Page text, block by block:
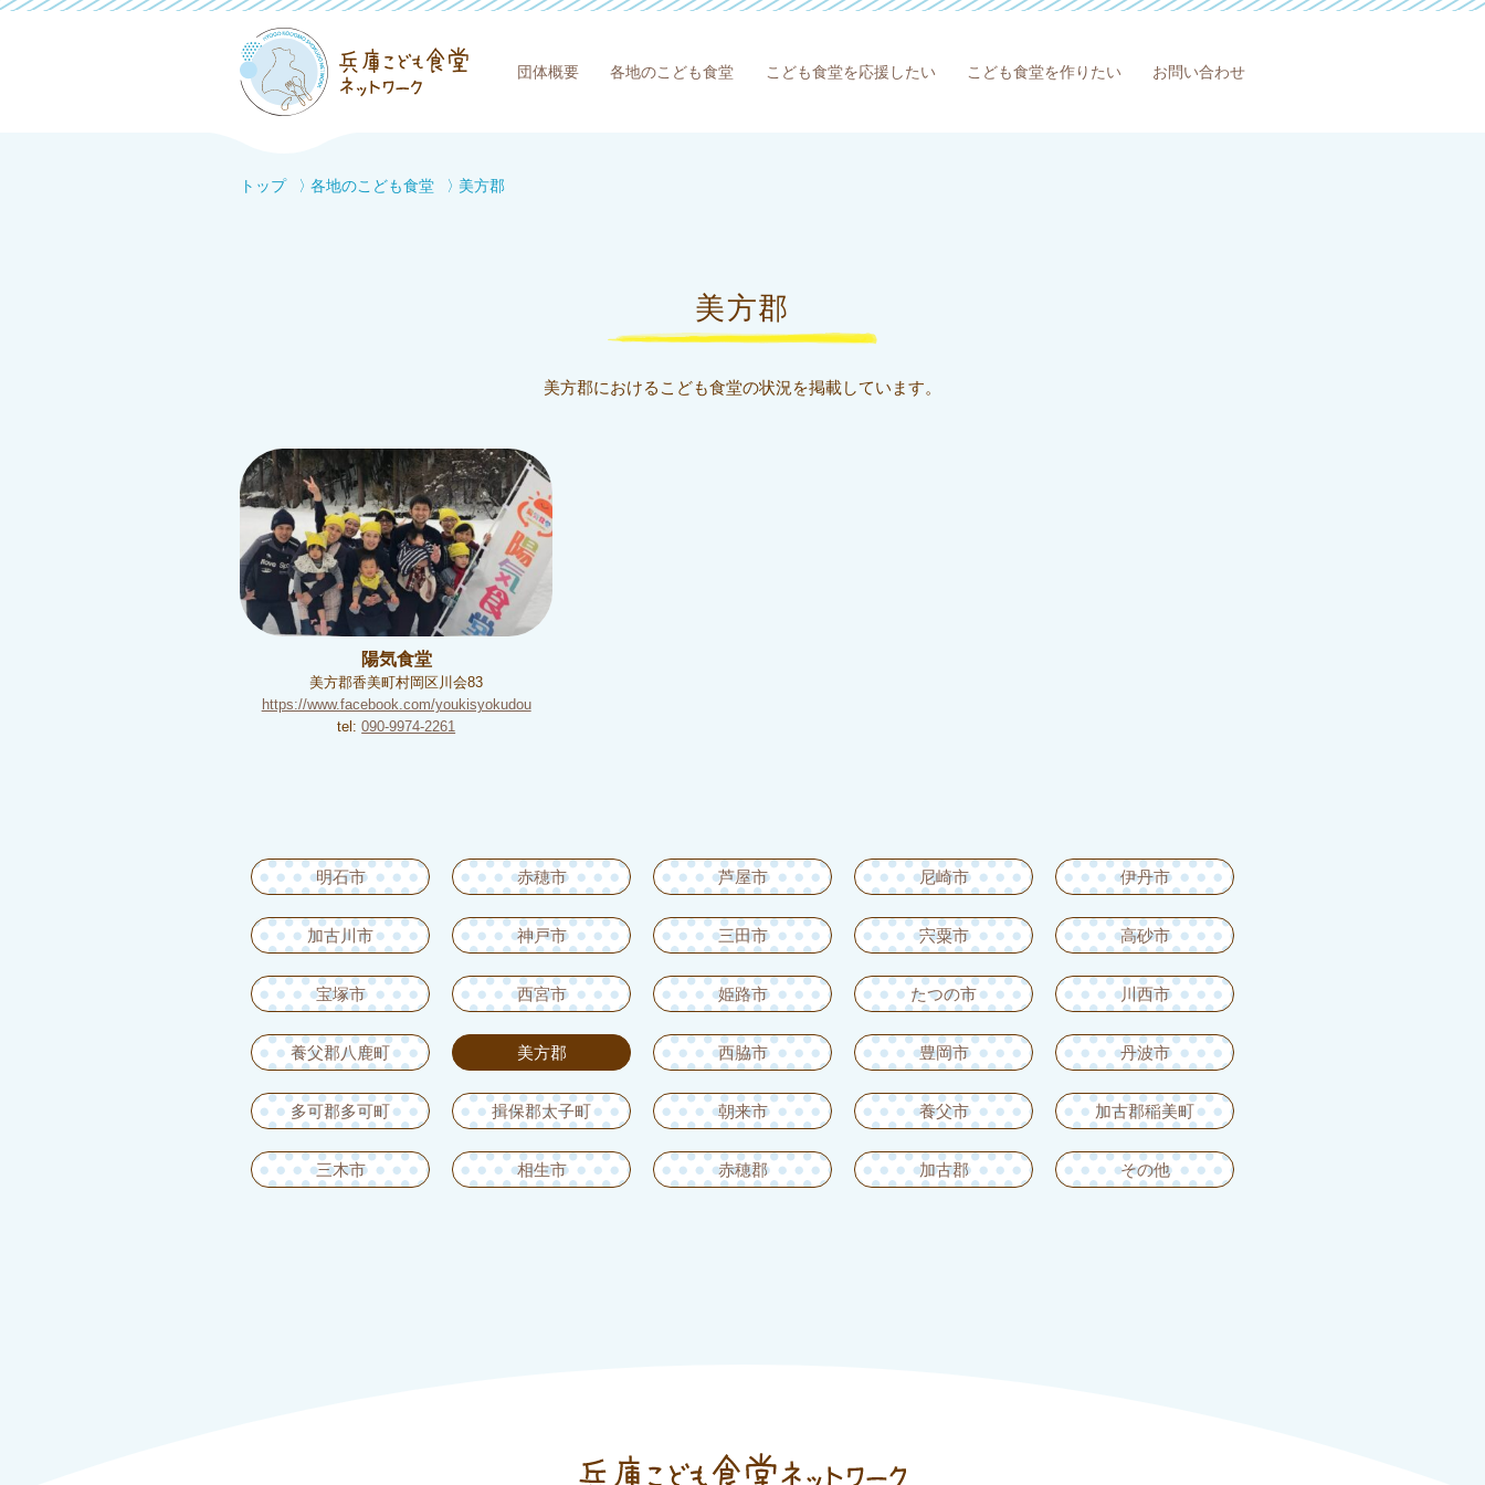
団体概要 各地のこども食堂 こども食堂を応援したい こども食堂を作りたい お問い合わせ
トップ 各地のこども食堂 美方郡
美方郡
美方郡におけるこども食堂の状況を掲載しています。
陽気食堂
美方郡香美町村岡区川会83
https://www.facebook.com/youkisyokudou
tel:090-9974-2261
明石市 赤穂市 芦屋市 尼崎市 伊丹市
加古川市 神戸市 三田市 宍粟市 高砂市
宝塚市 西宮市 姫路市 たつの市 川西市
養父郡八鹿町 美方郡 西脇市 豊岡市 丹波市
多可郡多可町 揖保郡太子町 朝来市 養父市 加古郡稲美町
三木市 相生市 赤穂郡 加古郡 その他